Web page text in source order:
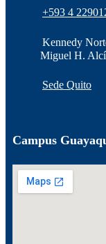
+593 4
Kennedy
Miguel H.
Sede Quito
Campus